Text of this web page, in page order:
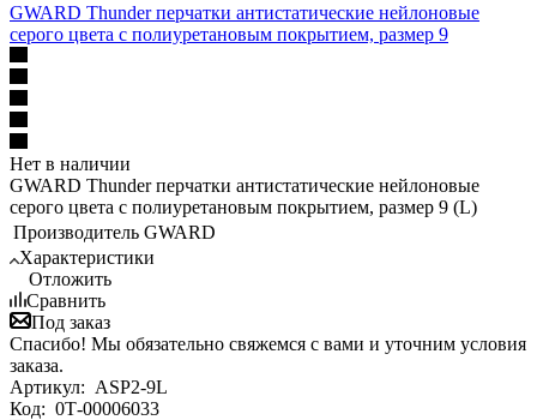
GWARD Thunder перчатки антистатические нейлоновые
серого цвета с полиуретановым покрытием, размер 9
Нет в наличии
GWARD Thunder перчатки антистатические нейлоновые
серого цвета с полиуретановым покрытием, размер 9 (L)
Производитель GWARD
Характеристики
Отложить
Сравнить
Под заказ
Спасибо! Мы обязательно свяжемся с вами и уточним условия
заказа.
Артикул: ASP2-9L
Код: 0Т-00006033